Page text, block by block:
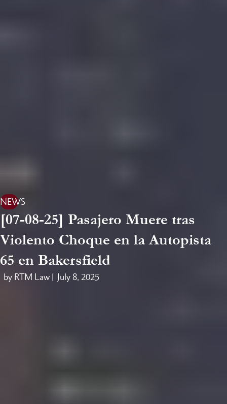
NEWS
[07-08-25] Pasajero Muere tras
Violento Choque en la Autopista
65 en Bakersfield
by RTM Law | July 8, 2025